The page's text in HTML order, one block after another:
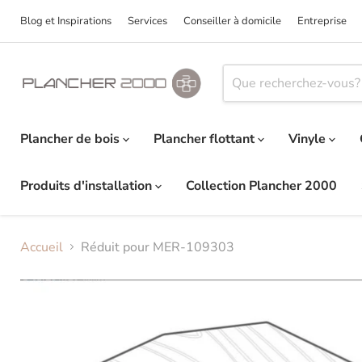
Blog et Inspirations Services Conseiller à domicile Entreprise
Plancher de bois Plancher flottant Vinyle
Produits d'installation Collection Plancher 2000
Accueil Réduit pour MER-109303